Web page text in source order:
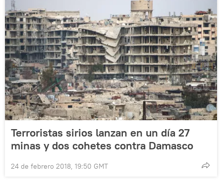
Terroristas sirios lanzan en un día 27
minas y dos cohetes contra Damasco
24 de febrero 2018, 19:50 GMT